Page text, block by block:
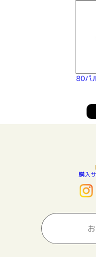
80パ
購入